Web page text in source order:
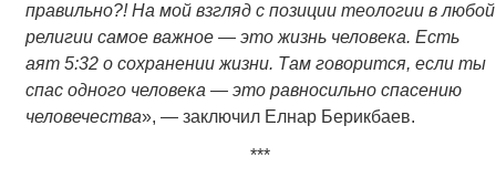
правильно?! На мой взгляд с позиции теологии в любой
религии самое важное — это жизнь человека. Есть
аят 5:32 о сохранении жизни. Там говорится, если ты
спас одного человека — это равносильно спасению
человечества», — заключил Елнар Берикбаев.
***